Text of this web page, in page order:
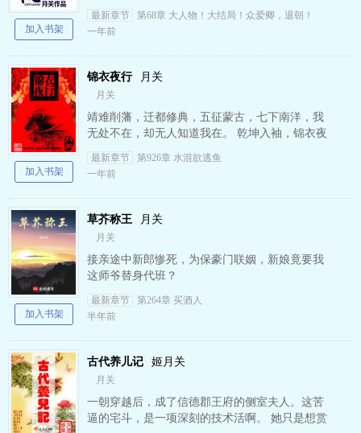
实把祖上传下来的这只铁饭碗一代代传承下去，
却不想被一个神棍忽悠出了那…
最新章节
第68章 大人物！大结局！众爱卿，退朝！
一年前
加入书架
锦衣夜行 月关
月关
靖难削藩，迁都修典，五征蒙古，七下南洋，我
无处不在，却无人知道我在。 乾坤入袖，锦衣夜
行，低调！低调才是王道。
最新章节
第926章 水混欲逃鱼
一年前
加入书架
草芥称王 月关
月关
接亲途中新郎惨死，为保豪门联姻，新娘竟要我
这师爷替身代班？
最新章节
第264章 买酒人
半年前
加入书架
古代养儿记 姬月关
月关
一朝穿越后，成了信德郡王府的侧室夫人。这苦
逼的宅斗，是一项深刻的技术活啊。 她只是想赏